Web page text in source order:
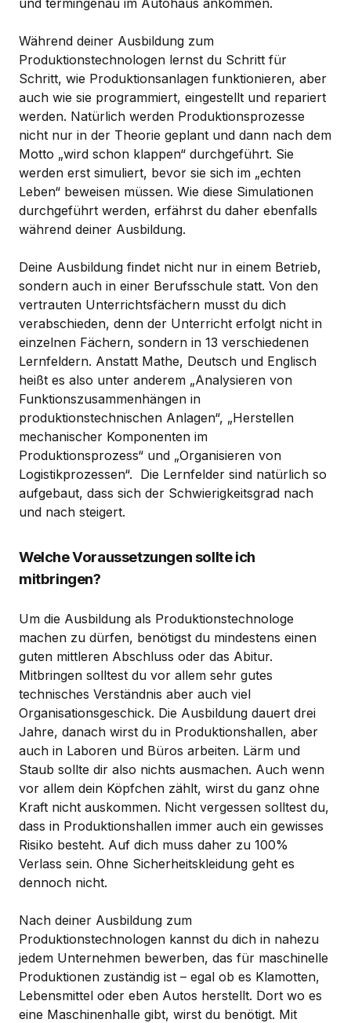
Während deiner Ausbildung zum
Produktionstechnologen lernst du Schritt für
Schritt, wie Produktionsanlagen funktionieren, aber
auch wie sie programmiert, eingestellt und repariert
werden. Natürlich werden Produktionsprozesse
nicht nur in der Theorie geplant und dann nach dem
Motto „wird schon klappen“ durchgeführt. Sie
werden erst simuliert, bevor sie sich im „echten
Leben“ beweisen müssen. Wie diese Simulationen
durchgeführt werden, erfährst du daher ebenfalls
während deiner Ausbildung.
Deine Ausbildung findet nicht nur in einem Betrieb,
sondern auch in einer Berufsschule statt. Von den
vertrauten Unterrichtsfächern musst du dich
verabschieden, denn der Unterricht erfolgt nicht in
einzelnen Fächern, sondern in 13 verschiedenen
Lernfeldern. Anstatt Mathe, Deutsch und Englisch
heißt es also unter anderem „Analysieren von
Funktionszusammenhängen in
produktionstechnischen Anlagen“, „Herstellen
mechanischer Komponenten im
Produktionsprozess“ und „Organisieren von
Logistikprozessen“. Die Lernfelder sind natürlich so
aufgebaut, dass sich der Schwierigkeitsgrad nach
und nach steigert.
Welche Voraussetzungen sollte ich
mitbringen?
Um die Ausbildung als Produktionstechnologe
machen zu dürfen, benötigst du mindestens einen
guten mittleren Abschluss oder das Abitur.
Mitbringen solltest du vor allem sehr gutes
technisches Verständnis aber auch viel
Organisationsgeschick. Die Ausbildung dauert drei
Jahre, danach wirst du in Produktionshallen, aber
auch in Laboren und Büros arbeiten. Lärm und
Staub sollte dir also nichts ausmachen. Auch wenn
vor allem dein Köpfchen zählt, wirst du ganz ohne
Kraft nicht auskommen. Nicht vergessen solltest du,
dass in Produktionshallen immer auch ein gewisses
Risiko besteht. Auf dich muss daher zu 100%
Verlass sein. Ohne Sicherheitskleidung geht es
dennoch nicht.
Nach deiner Ausbildung zum
Produktionstechnologen kannst du dich in nahezu
jedem Unternehmen bewerben, das für maschinelle
Produktionen zuständig ist – egal ob es Klamotten,
Lebensmittel oder eben Autos herstellt. Dort wo es
eine Maschinenhalle gibt, wirst du benötigt. Mit